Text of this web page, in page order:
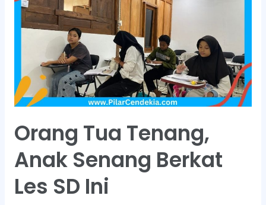
Meningkatkan
Nilai
Orang Tua Tenang,
Anak Senang Berkat
Les SD Ini